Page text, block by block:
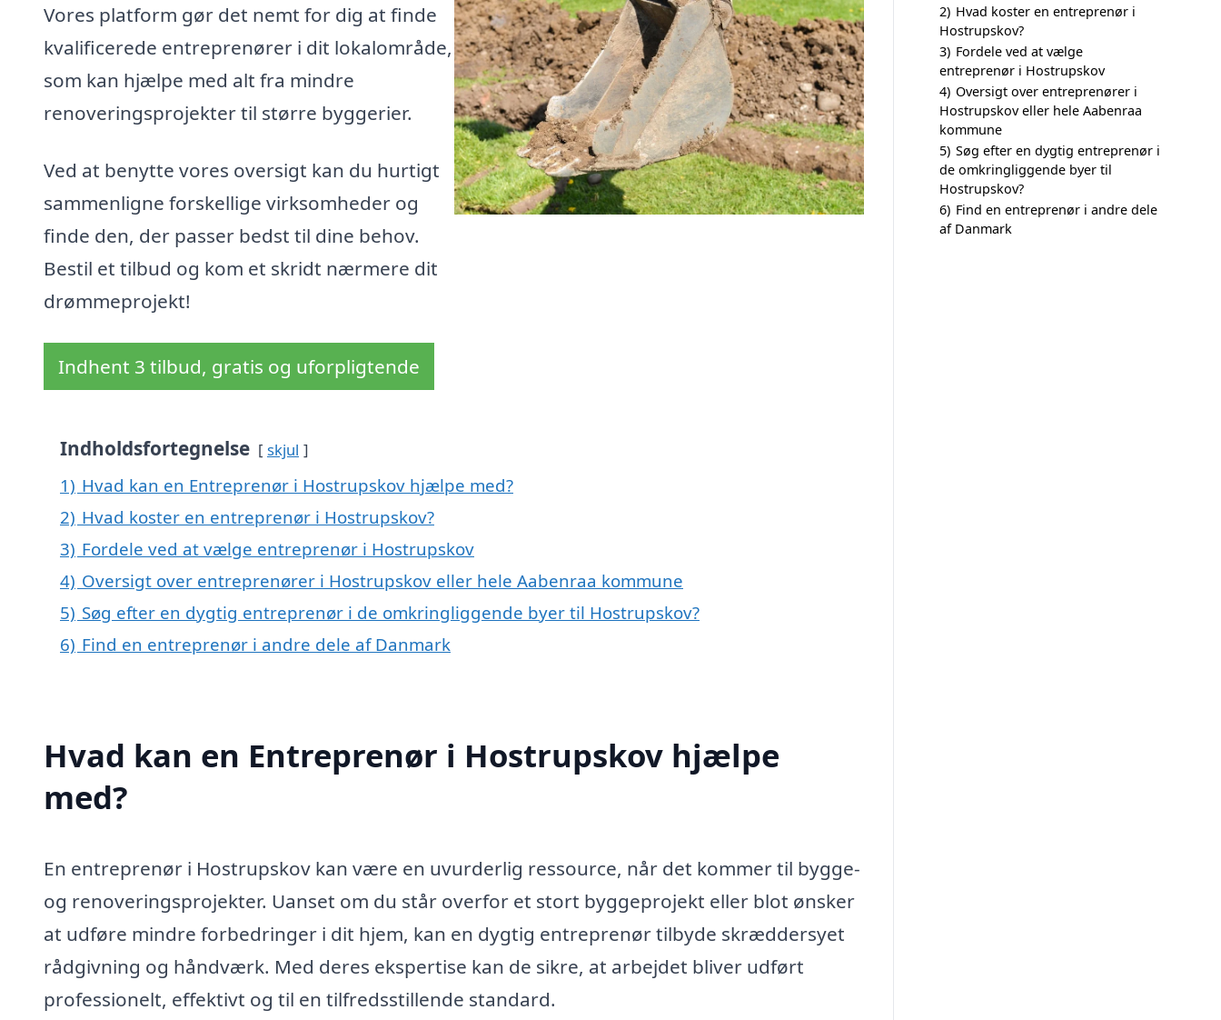
Vores platform gør det nemt for dig at finde
kvalificerede entreprenører i dit lokalområde,
som kan hjælpe med alt fra mindre
renoveringsprojekter til større byggerier.
Ved at benytte vores oversigt kan du hurtigt
sammenligne forskellige virksomheder og
finde den, der passer bedst til dine behov.
Bestil et tilbud og kom et skridt nærmere dit
drømmeprojekt!
Indhent 3 tilbud, gratis og uforpligtende
Indholdsfortegnelse skjul
1) Hvad kan en Entreprenør i Hostrupskov hjælpe med?
2) Hvad koster en entreprenør i Hostrupskov?
3) Fordele ved at vælge entreprenør i Hostrupskov
4) Oversigt over entreprenører i Hostrupskov eller hele Aabenraa kommune
5) Søg efter en dygtig entreprenør i de omkringliggende byer til Hostrupskov?
6) Find en entreprenør i andre dele af Danmark
Hvad kan en Entreprenør i Hostrupskov hjælpe
med?
En entreprenør i Hostrupskov kan være en uvurderlig ressource, når det kommer til bygge-
og renoveringsprojekter. Uanset om du står overfor et stort byggeprojekt eller blot ønsker
at udføre mindre forbedringer i dit hjem, kan en dygtig entreprenør tilbyde skræddersyet
rådgivning og håndværk. Med deres ekspertise kan de sikre, at arbejdet bliver udført
professionelt, effektivt og til en tilfredsstillende standard.
2) Hvad koster en entreprenør i
Hostrupskov?
3) Fordele ved at vælge
entreprenør i Hostrupskov
4) Oversigt over entreprenører i
Hostrupskov eller hele Aabenraa
kommune
5) Søg efter en dygtig entreprenør i
de omkringliggende byer til
Hostrupskov?
6) Find en entreprenør i andre dele
af Danmark